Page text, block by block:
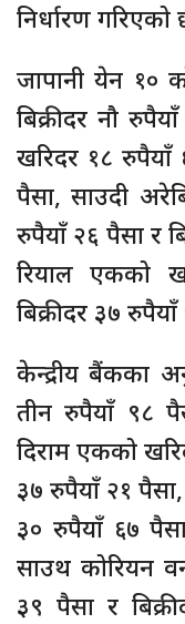
निर्धारण गरिएको
जापानी येन १०
बिक्रीदर नौ
खरिदर १८ रुपैयाँ
पैसा, साउदी
रुपैयाँ २६ पैसा र
रियाल एकको
बिक्रीदर ३७
केन्द्रीय बैंकका
तीन रुपैयाँ ९८
दिराम एकको
३७ रुपैयाँ २१
३० रुपैयाँ ६७
साउथ कोरियन
३९ पैसा र